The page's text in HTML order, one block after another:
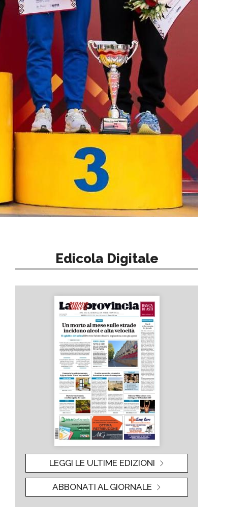
Edicola Digitale
LEGGI LE ULTIME EDIZIONI
ABBONATI AL GIORNALE